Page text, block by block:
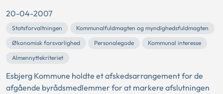
20-04-2007
Statsforvaltningen
Kommunalfuldmagten og myndighedsfuldmagten
Økonomisk forsvarlighed
Personalegode
Kommunal interesse
Almennyttekriteriet
Esbjerg Kommune holdte et afskedsarrangement for de
afgående byrådsmedlemmer for at markere afslutningen